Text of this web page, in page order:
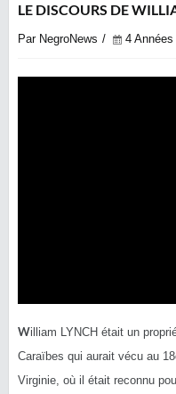
LE DISCOURS DE
Par NegroNews 4 Années
William LYNCH était un
Caraïbes qui aurait vécu au
Virginie, où il était reconnu